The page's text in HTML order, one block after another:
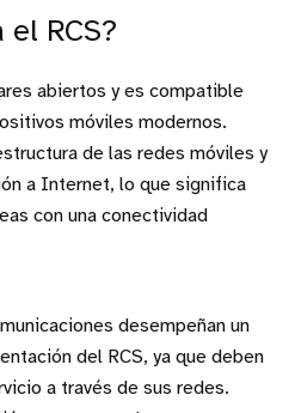
RCS?
abiertos y es compatible
móviles modernos.
de las redes móviles y
a Internet, lo que significa
con una conectividad
desempeñan un
del RCS, ya que deben
a través de sus redes.